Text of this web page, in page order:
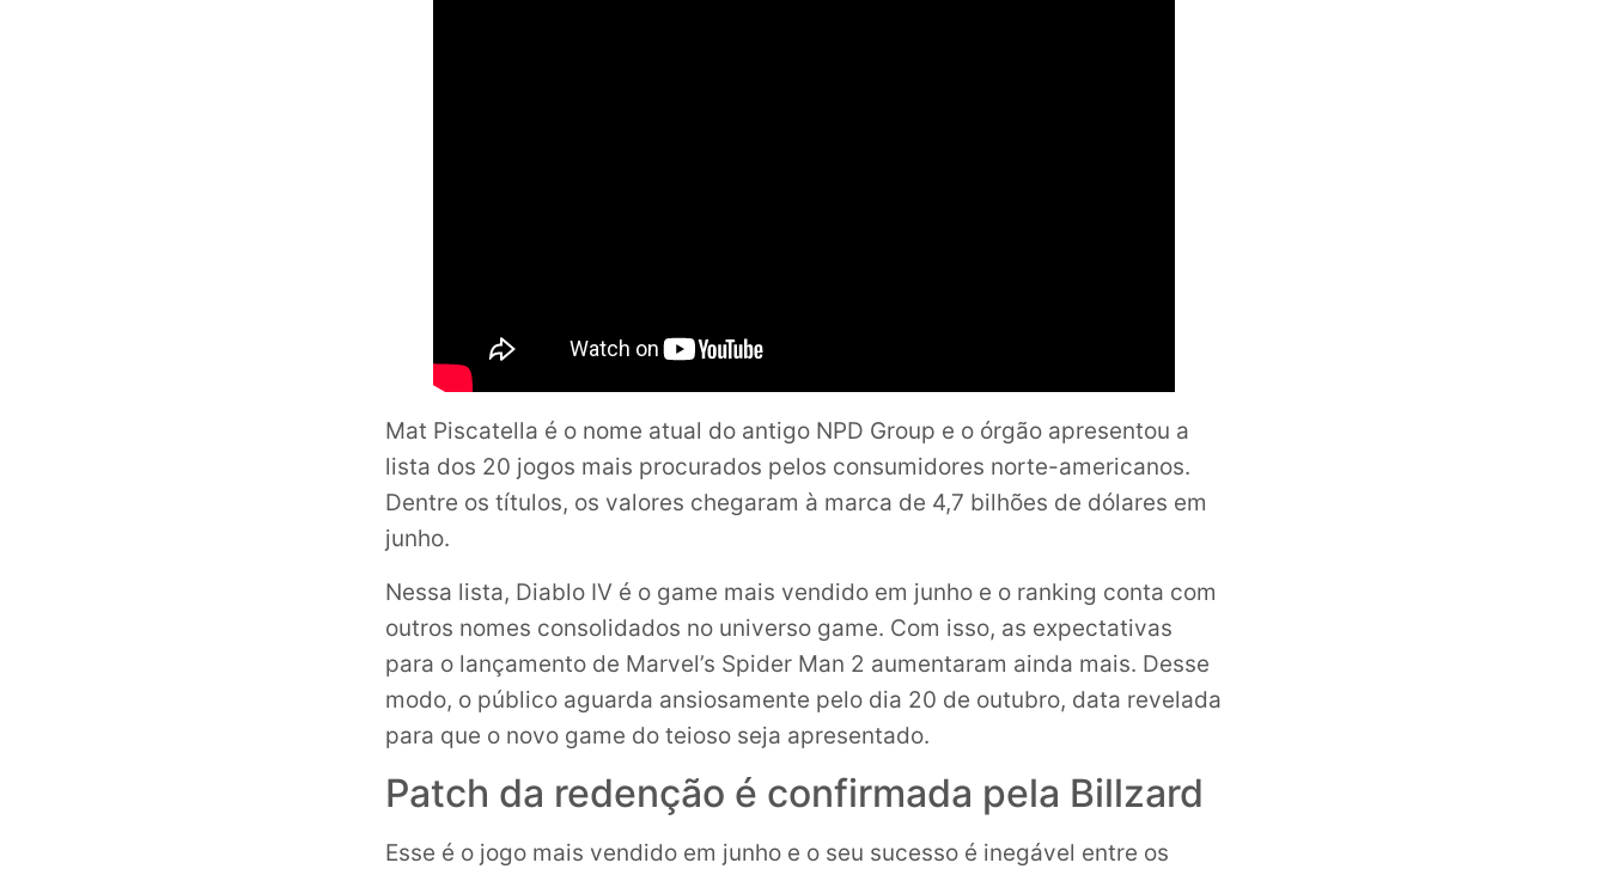
Mat Piscatella é o nome atual do antigo NPD Group e o órgão apresentou a
lista dos 20 jogos mais procurados pelos consumidores norte-americanos.
Dentre os títulos, os valores chegaram à marca de 4,7 bilhões de dólares em
junho.
Nessa lista, Diablo IV é o game mais vendido em junho e o ranking conta com
outros nomes consolidados no universo game. Com isso, as expectativas
para o lançamento de Marvel’s Spider Man 2 aumentaram ainda mais. Desse
modo, o público aguarda ansiosamente pelo dia 20 de outubro, data revelada
para que o novo game do teioso seja apresentado.
Patch da redenção é confirmada pela Billzard
Esse é o jogo mais vendido em junho e o seu sucesso é inegável entre os